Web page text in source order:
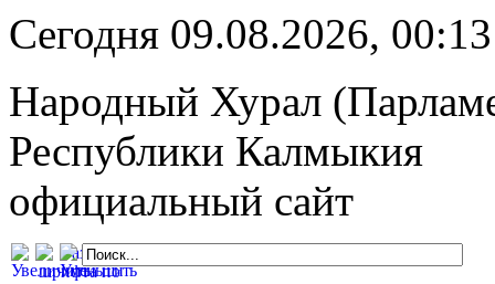
Сегодня 09.08.2026,
Народный Хурал
Республики Калмыкия
официальный сайт